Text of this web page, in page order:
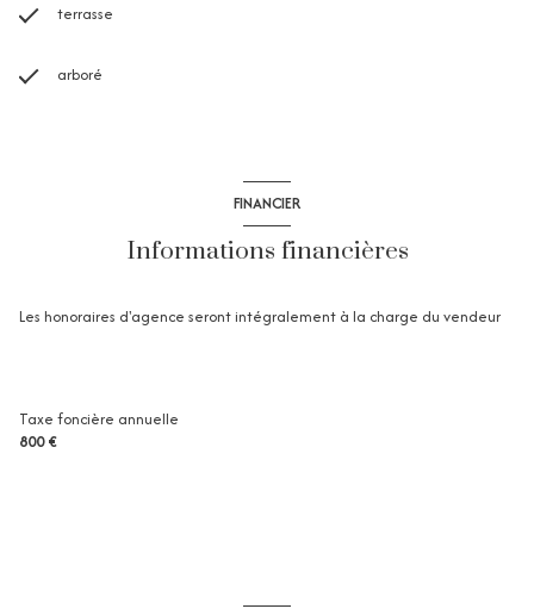
terrasse
arboré
FINANCIER
Informations financières
Les honoraires d'agence seront intégralement à la charge du vendeur
Taxe foncière annuelle
800 €